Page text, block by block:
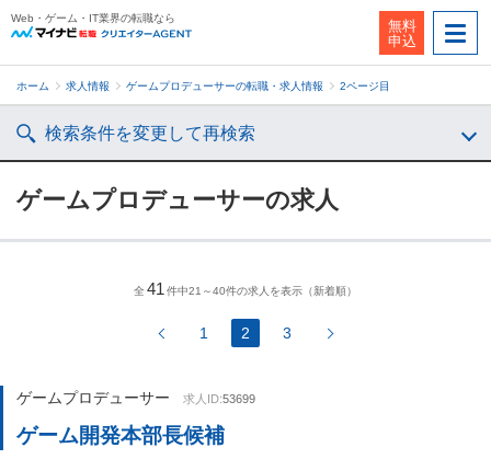
Web・ゲーム・IT業界の転職なら
無料
申込
ホーム 求人情報 ゲームプロデューサーの転職・求人情報 2ページ目
検索条件を変更して再検索
ゲームプロデューサーの求人
全41 件中21～40件の求人を表示（新着順）
1 2 3
ゲームプロデューサー 求人ID:53699
ゲーム開発本部長候補